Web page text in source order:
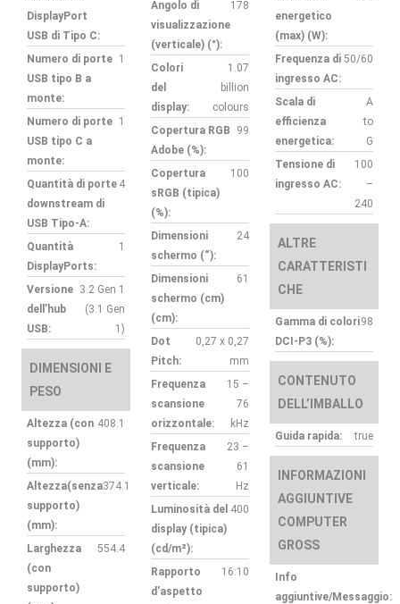
DisplayPort
USB di Tipo C:
Numero di porte
USB tipo B a
monte:
1
Numero di porte
USB tipo C a
monte:
1
Quantità di porte
downstream di
USB Tipo-A:
4
Quantità
DisplayPorts:
1
Versione
dell’hub
USB:
3.2 Gen 1
(3.1 Gen
1)
DIMENSIONI E
PESO
Altezza (con
supporto)
(mm):
408.1
Altezza(senza
supporto)
(mm):
374.1
Larghezza
(con
supporto)
554.4
Angolo di
visualizzazione
(verticale) (°):
178
Colori
del
display:
1.07
billion
colours
Copertura RGB
Adobe (%):
99
Copertura
sRGB (tipica)
(%):
100
Dimensioni
schermo (“):
24
Dimensioni
schermo (cm)
(cm):
61
Dot
Pitch:
0,27 x 0,27
mm
Frequenza
scansione
orizzontale:
15 –
76
kHz
Frequenza
scansione
verticale:
23 –
61
Hz
Luminosità del
display (tipica)
(cd/m²):
400
Rapporto
d’aspetto
16:10
energetico
(max) (W):
Frequenza di
ingresso AC:
50/60
Scala di
efficienza
energetica:
A
to
G
Tensione di
ingresso AC:
100
–
240
ALTRE
CARATTERISTI
CHE
Gamma di colori
DCI-P3 (%):
98
CONTENUTO
DELL’IMBALLO
Guida rapida: true
INFORMAZIONI
AGGIUNTIVE
COMPUTER
GROSS
Info
aggiuntive/Messaggio: